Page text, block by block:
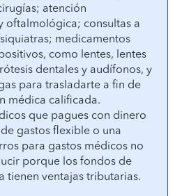
atención
oftalmológica; consultas a
medicamentos
como lentes, lentes
dentales y audífonos, y
para trasladarte a fin de
médica calificada.
que pagues con dinero
gastos flexible o una
para gastos médicos no
porque los fondos de
tienen ventajas tributarias.